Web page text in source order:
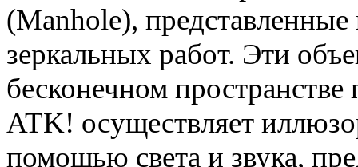
(Manhole),
зеркальных работ. Эти
бесконечном
ATK! осуществляет
помощью света и звука,